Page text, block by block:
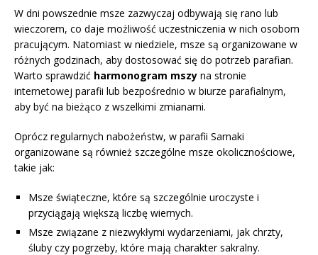
W dni powszednie msze zazwyczaj odbywają się rano lub
wieczorem, co daje możliwość uczestniczenia w nich osobom
pracującym. Natomiast w niedziele, msze są organizowane w
różnych godzinach, aby dostosować się do potrzeb parafian.
Warto sprawdzić harmonogram mszy na stronie
internetowej parafii lub bezpośrednio w biurze parafialnym,
aby być na bieżąco z wszelkimi zmianami.
Oprócz regularnych nabożeństw, w parafii Sarnaki
organizowane są również szczególne msze okolicznościowe,
takie jak:
Msze świąteczne, które są szczególnie uroczyste i
przyciągają większą liczbę wiernych.
Msze związane z niezwykłymi wydarzeniami, jak chrzty,
śluby czy pogrzeby, które mają charakter sakralny.